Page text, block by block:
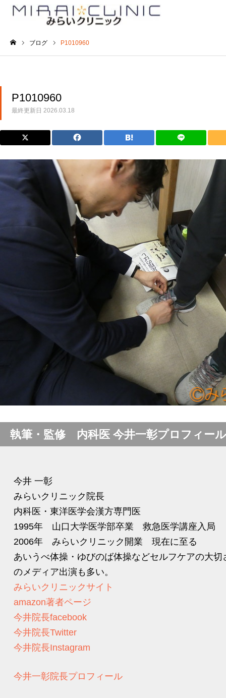
ブログ P1010960
P1010960
最終更新日 2026.03.18
執筆・監修 内科医 今井一彰プロフィール
今井 一彰
みらいクリニック院長
内科医・東洋医学会漢方専門医
1995年 山口大学医学部卒業 救急医学講座入局
2006年 みらいクリニック開業 現在に至る
あいうべ体操・ゆびのば体操などセルフケアの大
のメディア出演も多い。
みらいクリニックサイト
amazon著者ページ
今井院長facebook
今井院長Twitter
今井院長Instagram
今井一彰院長プロフィール